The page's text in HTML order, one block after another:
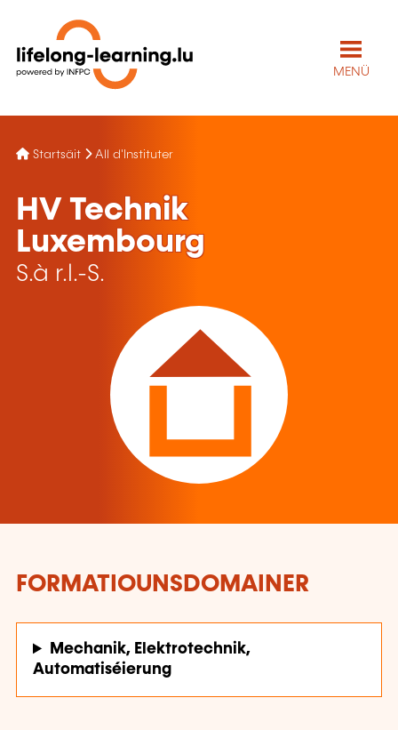
MENÜ
Startsäit All d'Instituter
HV Technik
Luxembourg
S.à r.l.-S.
FORMATIOUNSDOMAINER
Mechanik, Elektrotechnik,
Automatiséierung